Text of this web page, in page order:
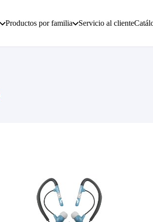
Productos por familia Servicio al cliente